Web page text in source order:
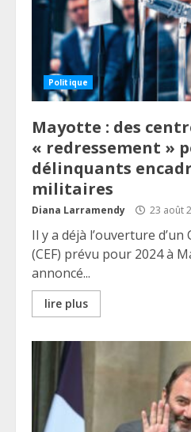
Politique
Mayotte : des
« redressement »
délinquants
militaires
Diana Larramendy 23 août
Il y a déjà l’ouverture
(CEF) prévu pour 2024 à
annoncé...
lire plus